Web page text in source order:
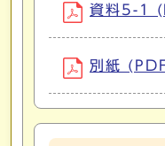
資料5-1
別紙